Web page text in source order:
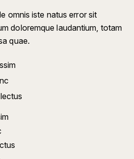
omnis iste natus error sit
doloremque laudantium, totam
quae.